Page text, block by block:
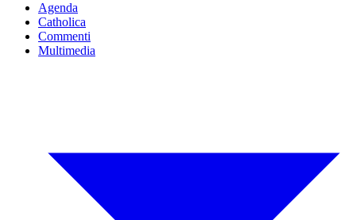
Agenda
Catholica
Commenti
Multimedia